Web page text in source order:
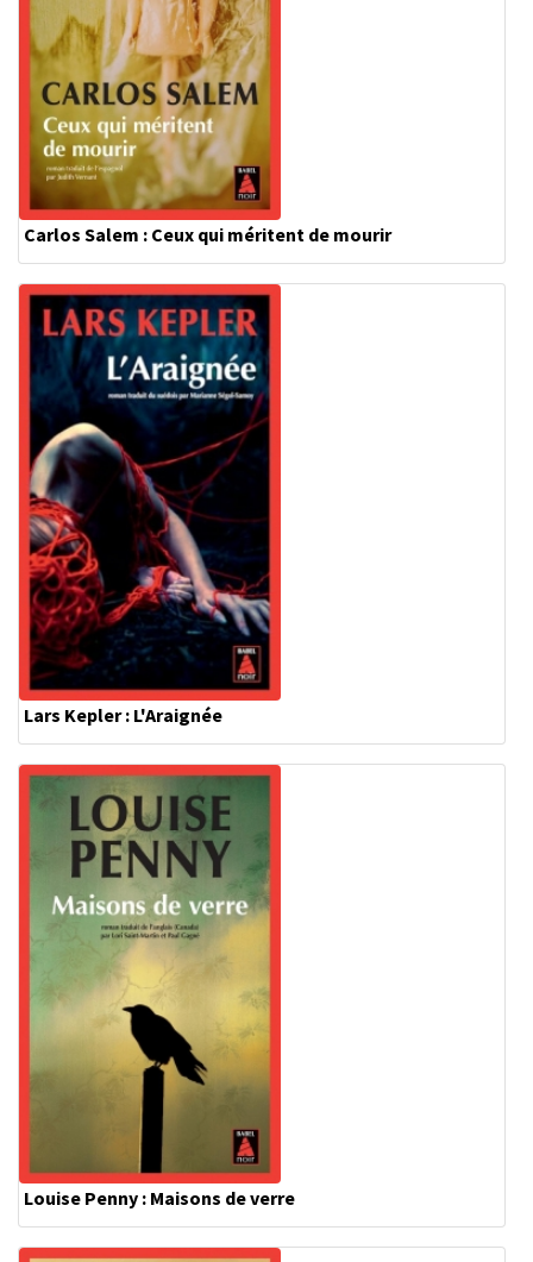
Carlos Salem : Ceux qui méritent de mourir
Lars Kepler : L'Araignée
Louise Penny : Maisons de verre